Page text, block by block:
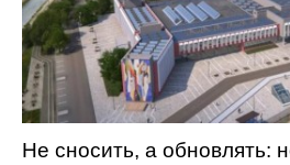
Не сносить, а обновлять: